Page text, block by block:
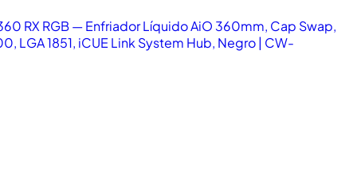
RX RGB — Enfriador Líquido AiO 360mm, Cap Swap,
LGA 1851, iCUE Link System Hub, Negro | CW-